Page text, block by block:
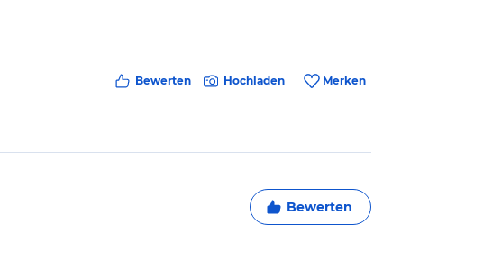
Bewerten Hochladen Merken
Bewerten